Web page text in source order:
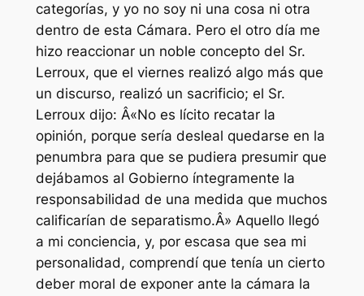
categorías, y yo no soy ni una cosa ni otra
dentro de esta Cámara. Pero el otro día me
hizo reaccionar un noble concepto del Sr.
Lerroux, que el viernes realizó algo más que
un discurso, realizó un sacrificio; el Sr.
Lerroux dijo: Â«No es lícito recatar la
opinión, porque sería desleal quedarse en la
penumbra para que se pudiera presumir que
dejábamos al Gobierno íntegramente la
responsabilidad de una medida que muchos
calificarían de separatismo.Â» Aquello llegó
a mi conciencia, y, por escasa que sea mi
personalidad, comprendí que tenía un cierto
deber moral de exponer ante la cámara la